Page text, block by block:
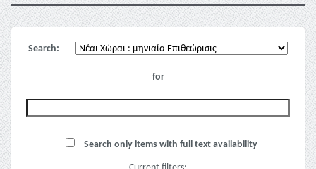
Search:
for
Search only items with full text availability